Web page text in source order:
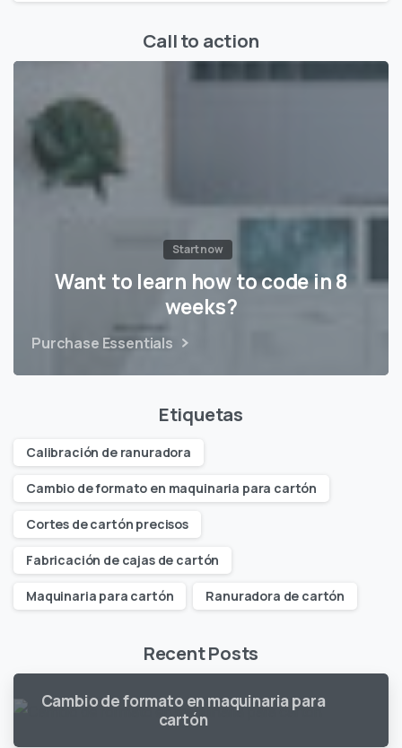
Call to action
Start now
Want to learn how to code in 8
weeks?
Purchase Essentials
Etiquetas
Calibración de ranuradora
Cambio de formato en maquinaria para cartón
Cortes de cartón precisos
Fabricación de cajas de cartón
Maquinaria para cartón Ranuradora de cartón
Recent Posts
Cambio de formato en maquinaria para
cartón